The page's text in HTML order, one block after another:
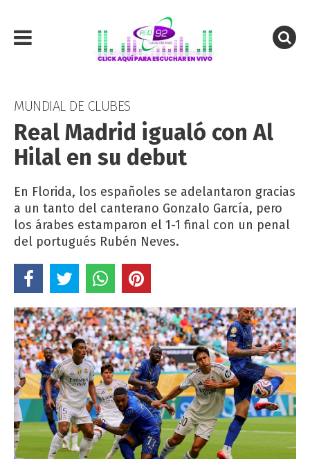
MUNDIAL DE CLUBES
Real Madrid igualó con Al
Hilal en su debut
En Florida, los españoles se adelantaron gracias
a un tanto del canterano Gonzalo García, pero
los árabes estamparon el 1-1 final con un penal
del portugués Rubén Neves.